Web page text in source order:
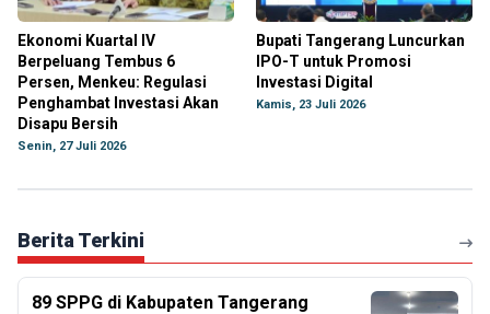
Ekonomi Kuartal IV
Berpeluang Tembus 6
Persen, Menkeu: Regulasi
Penghambat Investasi Akan
Disapu Bersih
Senin, 27 Juli 2026
Bupati Tangerang Luncurkan
IPO-T untuk Promosi
Investasi Digital
Kamis, 23 Juli 2026
Berita Terkini
89 SPPG di Kabupaten Tangerang